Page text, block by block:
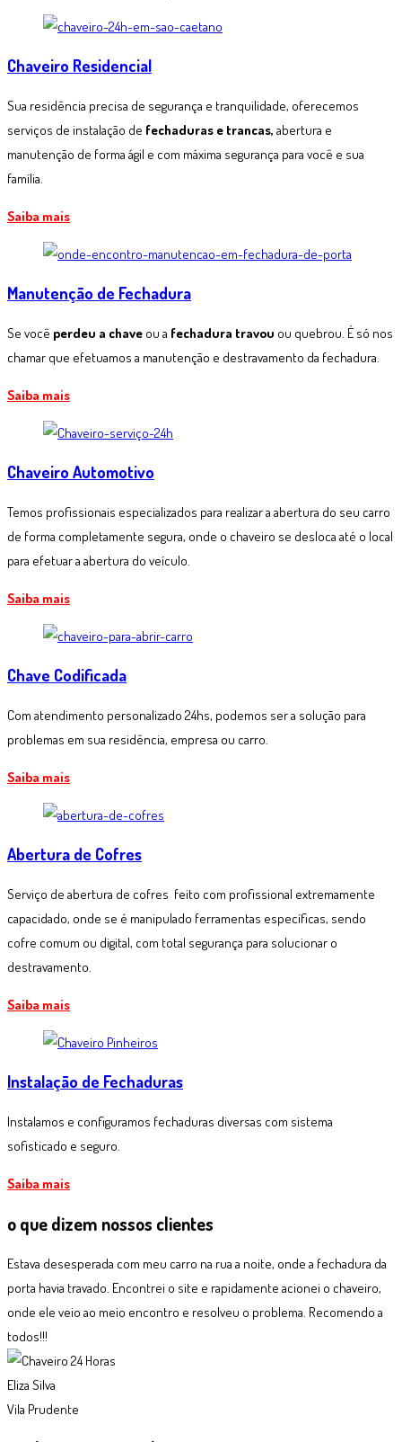
Chaveiro Residencial
Sua residência precisa de segurança e tranquilidade, oferecemos
serviços de instalação de fechaduras e trancas, abertura e
manutenção de forma ágil e com máxima segurança para você e sua
família.
Saiba mais
Manutenção de Fechadura
Se você perdeu a chave ou a fechadura travou ou quebrou. É só nos
chamar que efetuamos a manutenção e destravamento da fechadura.
Saiba mais
Chaveiro Automotivo
Temos profissionais especializados para realizar a abertura do seu carro
de forma completamente segura, onde o chaveiro se desloca até o local
para efetuar a abertura do veículo.
Saiba mais
Chave Codificada
Com atendimento personalizado 24hs, podemos ser a solução para
problemas em sua residência, empresa ou carro.
Saiba mais
Abertura de Cofres
Serviço de abertura de cofres feito com profissional extremamente
capacidado, onde se é manipulado ferramentas específicas, sendo
cofre comum ou digital, com total segurança para solucionar o
destravamento.
Saiba mais
Instalação de Fechaduras
Instalamos e configuramos fechaduras diversas com sistema
sofisticado e seguro.
Saiba mais
o que dizem nossos clientes
Estava desesperada com meu carro na rua a noite, onde a fechadura da
porta havia travado. Encontrei o site e rapidamente acionei o chaveiro,
onde ele veio ao meio encontro e resolveu o problema. Recomendo a
todos!!!
Eliza Silva
Vila Prudente